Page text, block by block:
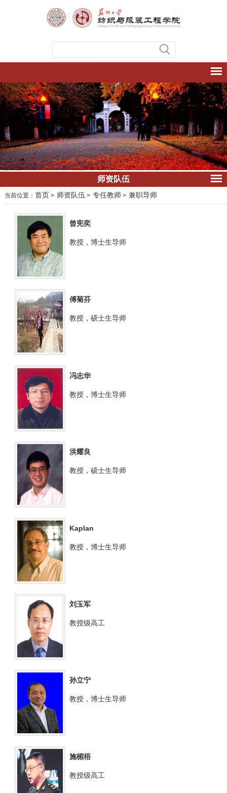
师资队伍
当前位置： 首页 > 师资队伍 > 专任教师 > 兼职导师
曾宪奕
教授，博士生导师
傅菊芬
教授，硕士生导师
冯志华
教授，博士生导师
洪耀良
教授，硕士生导师
Kaplan
教授，博士生导师
刘玉军
教授级高工
孙立宁
教授，博士生导师
施楣梧
教授级高工